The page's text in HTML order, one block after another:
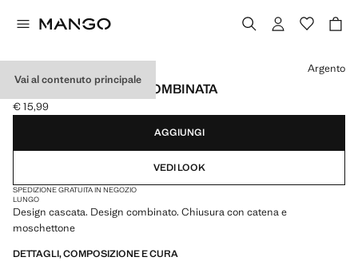
Vai al contenuto principale
COLLANA CASCATA COMBINATA
Prezzo attuale [€ 15,99 ]
€ 15,99
Seleziona un colore
Argento
AGGIUNGI
VEDI LOOK
SPEDIZIONE GRATUITA IN NEGOZIO
LUNGO
Design cascata. Design combinato. Chiusura con catena e
moschettone
DETTAGLI, COMPOSIZIONE E CURA